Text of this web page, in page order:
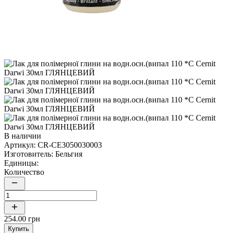
В наличии
Артикул: CR-CE3050030003
Изготовитель: Бельгия
Единицы:
Количество
254.00 грн
Купить